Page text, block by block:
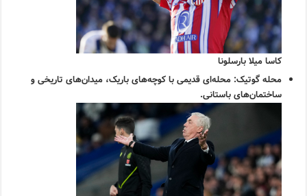
کاسا میلا بارسلونا
محله گوتیک: محله‌ای قدیمی با کوچه‌های باریک، میدان‌های تاریخی و
ساختمان‌های باستانی.